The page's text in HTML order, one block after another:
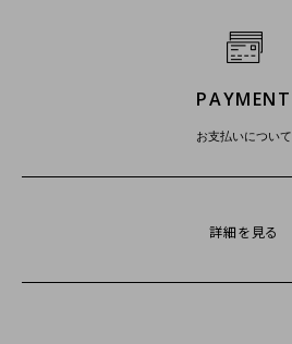
PAYMENT
お支払いについて
詳細を見る